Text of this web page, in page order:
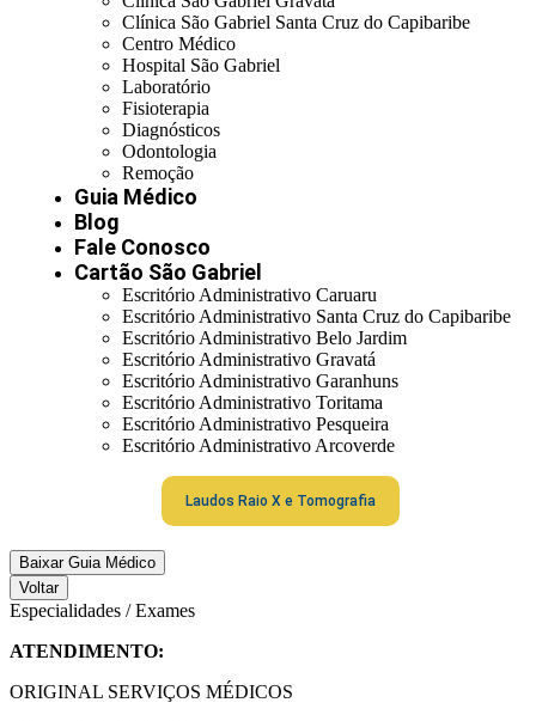
Clínica São Gabriel Santa Cruz do Capibaribe
Centro Médico
Hospital São Gabriel
Laboratório
Fisioterapia
Diagnósticos
Odontologia
Remoção
Guia Médico
Blog
Fale Conosco
Cartão São Gabriel
Escritório Administrativo Caruaru
Escritório Administrativo Santa Cruz do Capibaribe
Escritório Administrativo Belo Jardim
Escritório Administrativo Gravatá
Escritório Administrativo Garanhuns
Escritório Administrativo Toritama
Escritório Administrativo Pesqueira
Escritório Administrativo Arcoverde
Laudos Raio X e Tomografia
Baixar Guia Médico
Voltar
Especialidades / Exames
ATENDIMENTO:
ORIGINAL SERVIÇOS MÉDICOS